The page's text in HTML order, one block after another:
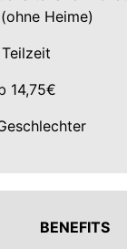
Heime)
Teilzeit
14,75€
BENEFITS